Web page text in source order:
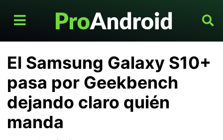
El Samsung Galaxy S10+
pasa por Geekbench
dejando claro quién
manda